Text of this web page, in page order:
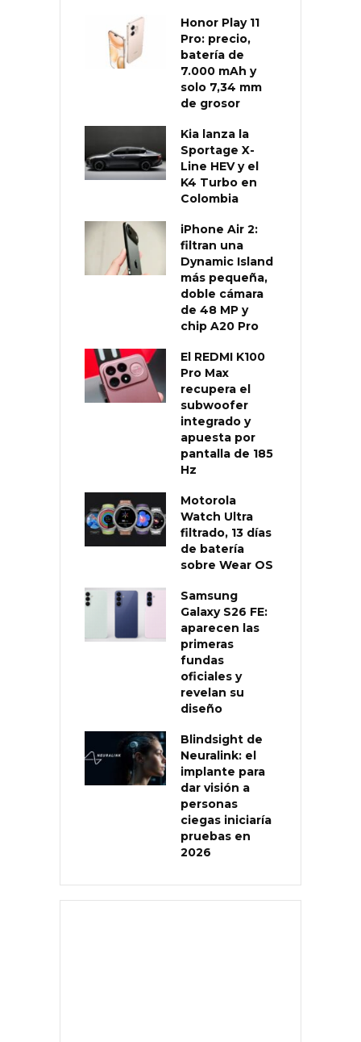
Honor Play 11
Pro: precio,
batería de
7.000 mAh y
solo 7,34 mm
de grosor
Kia lanza la
Sportage X-
Line HEV y el
K4 Turbo en
Colombia
iPhone Air 2:
filtran una
Dynamic Island
más pequeña,
doble cámara
de 48 MP y
chip A20 Pro
El REDMI K100
Pro Max
recupera el
subwoofer
integrado y
apuesta por
pantalla de 185
Hz
Motorola
Watch Ultra
filtrado, 13 días
de batería
sobre Wear OS
Samsung
Galaxy S26 FE:
aparecen las
primeras
fundas
oficiales y
revelan su
diseño
Blindsight de
Neuralink: el
implante para
dar visión a
personas
ciegas iniciaría
pruebas en
2026